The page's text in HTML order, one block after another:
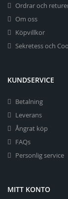
Ordrar och
Om oss
Köpvillkor
Sekretess och
KUNDSERVICE
Betalning
Leverans
Ångrat köp
FAQs
Personlig service
MITT KONTO